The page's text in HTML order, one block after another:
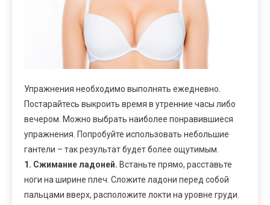
Упражнения необходимо выполнять ежедневно.
Постарайтесь выкроить время в утренние часы либо
вечером. Можно выбрать наиболее понравившиеся
упражнения. Попробуйте использовать небольшие
гантели – так результат будет более ощутимым.
1. Сжимание ладоней. Встаньте прямо, расставьте
ноги на ширине плеч. Сложите ладони перед собой
пальцами вверх, расположите локти на уровне груди.